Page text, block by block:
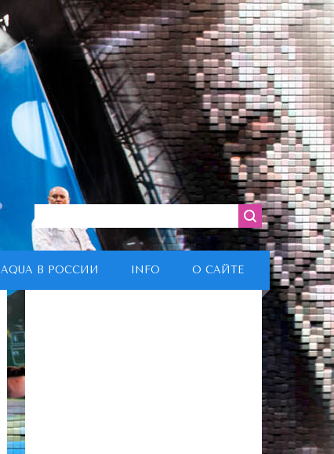
AQUA В РОССИИ INFO О САЙТЕ